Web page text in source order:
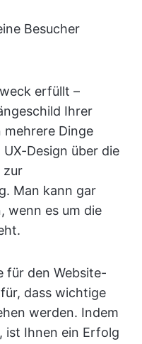
Besucher
erfüllt –
Ihrer
mehrere Dinge
Design über die
zur
Man kann gar
wenn es um die
für den Website-
dass wichtige
werden. Indem
ist Ihnen ein Erfolg